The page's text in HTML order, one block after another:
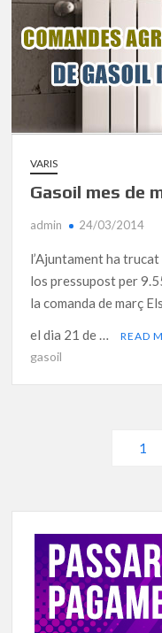
VARIS
Gasoil mes de
admin 24/03/2014
l’Ajuntament ha
los pressupost per
la comanda de març
el dia 21 de …
READ
gasoil
1